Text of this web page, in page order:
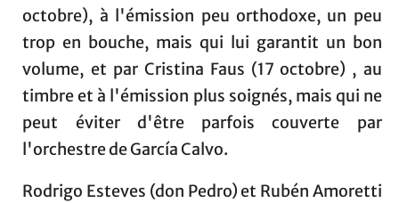
octobre), à l'émission peu orthodoxe, un peu
trop en bouche, mais qui lui garantit un bon
volume, et par Cristina Faus (17 octobre) , au
timbre et à l'émission plus soignés, mais qui ne
peut éviter d'être parfois couverte par
l'orchestre de García Calvo.
Rodrigo Esteves (don Pedro) et Rubén Amoretti